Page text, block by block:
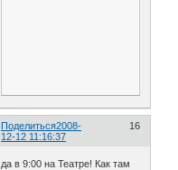
Поделиться 16
2008-
12-12 11:16:37
да в 9:00 на Театре! Как там